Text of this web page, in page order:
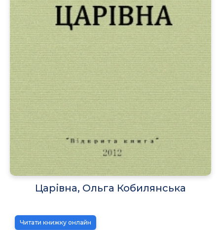
Царівна, Ольга Кобилянська
Читати книжку онлайн